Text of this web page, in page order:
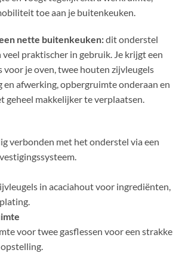
toe aan je buitenkeuken.
nette buitenkeuken:dit onderstel
veel praktischer in gebruik. Je krijgt een
voor je oven, twee houten zijvleugels
afwerking, opbergruimte onderaan en
geheel makkelijker te verplaatsen.
verbonden met het onderstel via een
in acaciahout voor ingrediënten,
voor twee gasflessen voor een strakke